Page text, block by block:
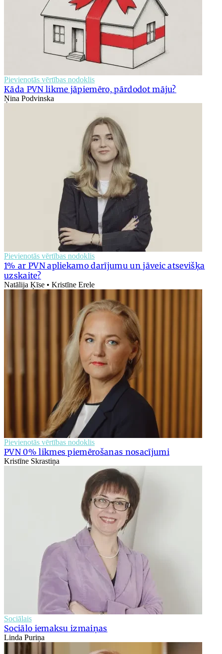
Pievienotās vērtības nodoklis
Kāda PVN likme jāpiemēro, pārdodot māju?
Ņina Podvinska
Pievienotās vērtības nodoklis
1% ar PVN apliekamo darījumu un jāveic atsevišķa
uzskaite?
Natālija Ķīse • Kristīne Erele
Pievienotās vērtības nodoklis
PVN 0% likmes piemērošanas nosacījumi
Kristīne Skrastiņa
Sociālais
Sociālo iemaksu izmaiņas
Linda Puriņa